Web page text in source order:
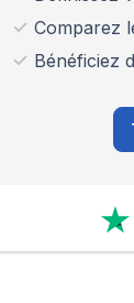
Comparez
Bénéficiez